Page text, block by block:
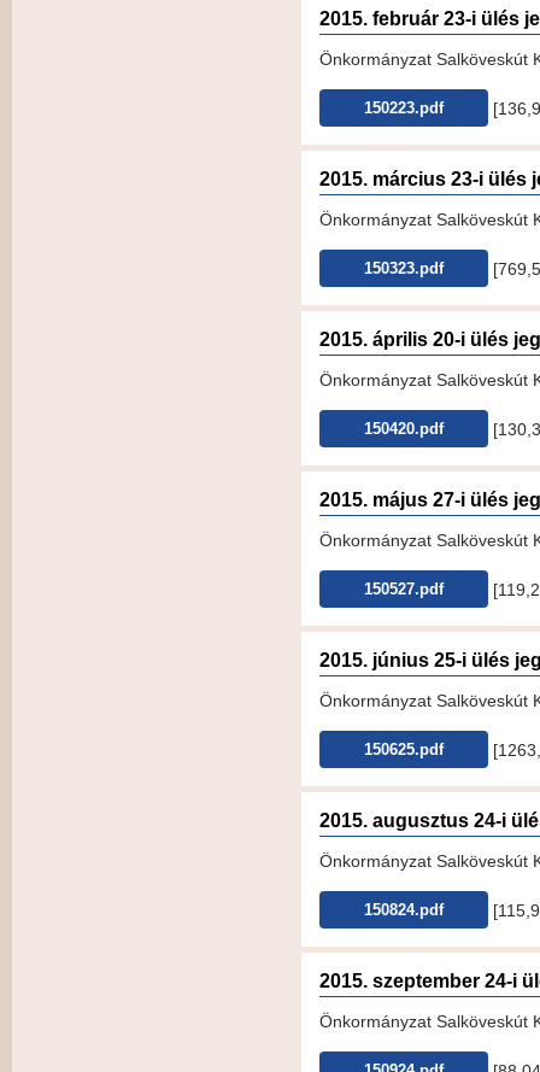
2015. február 23-i ülés
Önkormányzat Salköveskút
150223.pdf
2015. március 23-i ülés
Önkormányzat Salköveskút
150323.pdf
2015. április 20-i ülés
Önkormányzat Salköveskút
150420.pdf
2015. május 27-i ülés
Önkormányzat Salköveskút
150527.pdf
2015. június 25-i ülés
Önkormányzat Salköveskút
150625.pdf
2015. augusztus 24-i
Önkormányzat Salköveskút
150824.pdf
2015. szeptember 24-i
Önkormányzat Salköveskút